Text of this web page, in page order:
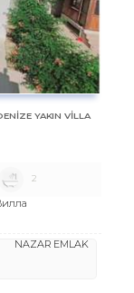
YAKIN VİLLA
2
NAZAR EMLAK